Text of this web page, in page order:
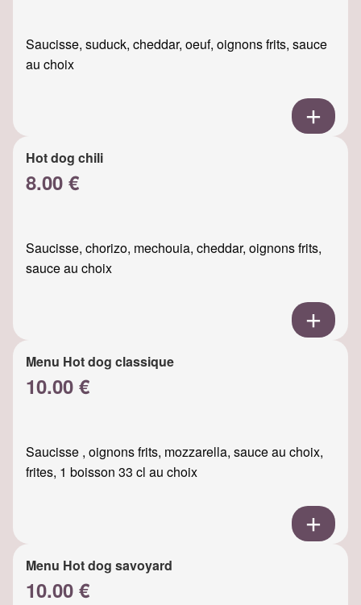
Saucisse, suduck, cheddar, oeuf, oignons frits, sauce
au choix
Hot dog chili
8.00 €
Saucisse, chorizo, mechouia, cheddar, oignons frits,
sauce au choix
Menu Hot dog classique
10.00 €
Saucisse , oignons frits, mozzarella, sauce au choix,
frites, 1 boisson 33 cl au choix
Menu Hot dog savoyard
10.00 €